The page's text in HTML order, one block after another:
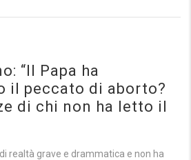
“Il Papa ha
il peccato di aborto?
di chi non ha letto il
realtà grave e drammatica e non ha